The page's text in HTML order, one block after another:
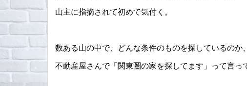
山主に指摘されて初めて気付く。
数ある山の中で、どんな条件のものを探しているのか
不動産屋さんで「関東圏の家を探してます」って言っ